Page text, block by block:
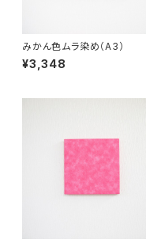
みかん色ムラ染め（A3）
¥3,348